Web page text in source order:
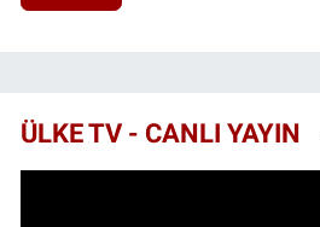
ÜLKE TV - CANLI YAYIN